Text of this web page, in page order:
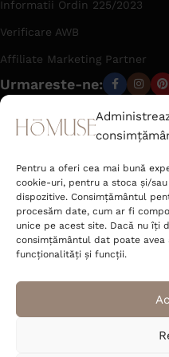
Pentru a oferi cea mai bună
cookie-uri, pentru a stoca și/
dispozitive. Consimțământul
procesăm date, cum ar fi
unice pe acest site. Dacă nu îți
consimțământul dat poate avea
funcționalități și funcții.
bine făcută și să reziste în
Informatii Ordin 225/2023
Verificare AWB
Affiliate Marketing Partner
Urmareste-ne:
Tel: +40 723 462 142
Strada Râtului nr. 6 Sat Jucu
Comuna Jucu Cluj 407353,
Deco Corner S.R.L.
CUI 52089400